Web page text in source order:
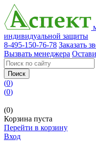
индивидуальной защиты
8-495-150-76-78 Заказать
Вызвать менеджера
Поиск
(0)
(0)
(0)
Корзина пуста
Перейти в корзину
Вход